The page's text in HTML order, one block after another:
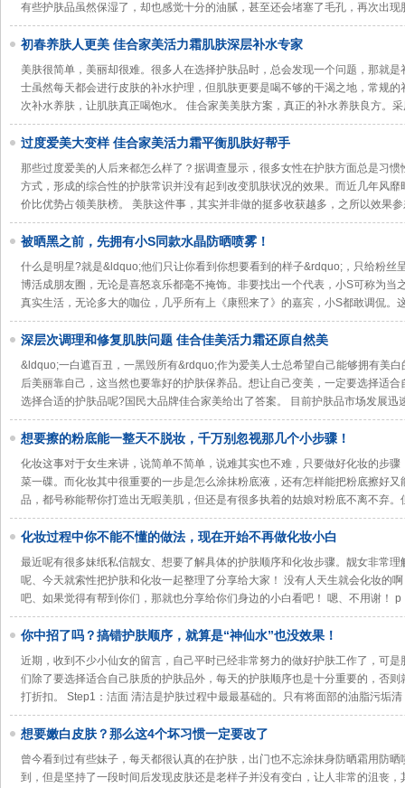
有些护肤品虽然保湿了，却也感觉十分的油腻，甚至还会堵塞了毛孔，再次出现
初春养肤人更美 佳合家美活力霜肌肤深层补水专家
美肤很简单，美丽却很难。很多人在选择护肤品时，总会发现一个问题，那就
士虽然每天都会进行皮肤的补水护理，但肌肤更要是喝不够的干渴之地，常规
次补水养肤，让肌肤真正喝饱水。 佳合家美美肤方案，真正的补水养肤良方。
过度爱美大变样 佳合家美活力霜平衡肌肤好帮手
那些过度爱美的人后来都怎么样了？据调查显示，很多女性在护肤方面总是习
方式，形成的综合性的护肤常识并没有起到改变肌肤状况的效果。而近几年风
价比优势占领美肤榜。 美肤这件事，其实并非做的挺多收获越多，之所以效果
被晒黑之前，先拥有小S同款水晶防晒喷雾！
什么是明星?就是&ldquo;他们只让你看到你想要看到的样子&rdquo;，只给粉丝
博活成朋友圈，无论是喜怒哀乐都毫不掩饰。非要找出一个代表，小S可称为当
真实生活，无论多大的咖位，几乎所有上《康熙来了》的嘉宾，小S都敢调侃。
深层次调理和修复肌肤问题 佳合佳美活力霜还原自然美
&ldquo;一白遮百丑，一黑毁所有&rdquo;作为爱美人士总希望自己能够拥有美
后美丽靠自己，这当然也要靠好的护肤保养品。想让自己变美，一定要选择适
选择合适的护肤品呢?国民大品牌佳合家美给出了答案。 目前护肤品市场发展迅
想要擦的粉底能一整天不脱妆，千万别忽视那几个小步骤！
化妆这事对于女生来讲，说简单不简单，说难其实也不难，只要做好化妆的步
菜一碟。而化妆其中很重要的一步是怎么涂抹粉底液，还有怎样能把粉底擦好
品，都号称能帮你打造出无暇美肌，但还是有很多执着的姑娘对粉底不离不弃。
化妆过程中你不能不懂的做法，现在开始不再做化妆小白
最近呢有很多妹纸私信靓女、想要了解具体的护肤顺序和化妆步骤。靓女非常
呢、今天就索性把护肤和化妆一起整理了分享给大家！ 没有人天生就会化妆的
吧、如果觉得有帮到你们，那就也分享给你们身边的小白看吧！ 嗯、不用谢！ p
你中招了吗？搞错护肤顺序，就算是“神仙水”也没效果！
近期，收到不少小仙女的留言，自己平时已经非常努力的做好护肤工作了，可
们除了要选择适合自己肤质的护肤品外，每天的护肤顺序也是十分重要的，否
打折扣。 Step1：洁面 清洁是护肤过程中最最基础的。只有将面部的油脂污垢清
想要嫩白皮肤？那么这4个坏习惯一定要改了
曾今看到过有些妹子，每天都很认真的在护肤，出门也不忘涂抹身防晒霜用防
到，但是坚持了一段时间后发现皮肤还是老样子并没有变白，让人非常的沮丧